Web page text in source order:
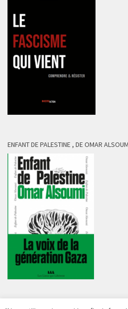
ENFANT DE PALESTINE , DE OMAR